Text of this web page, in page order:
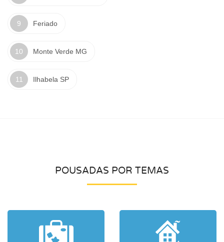
Feriado
Monte Verde MG
Ilhabela SP
POUSADAS POR TEMAS